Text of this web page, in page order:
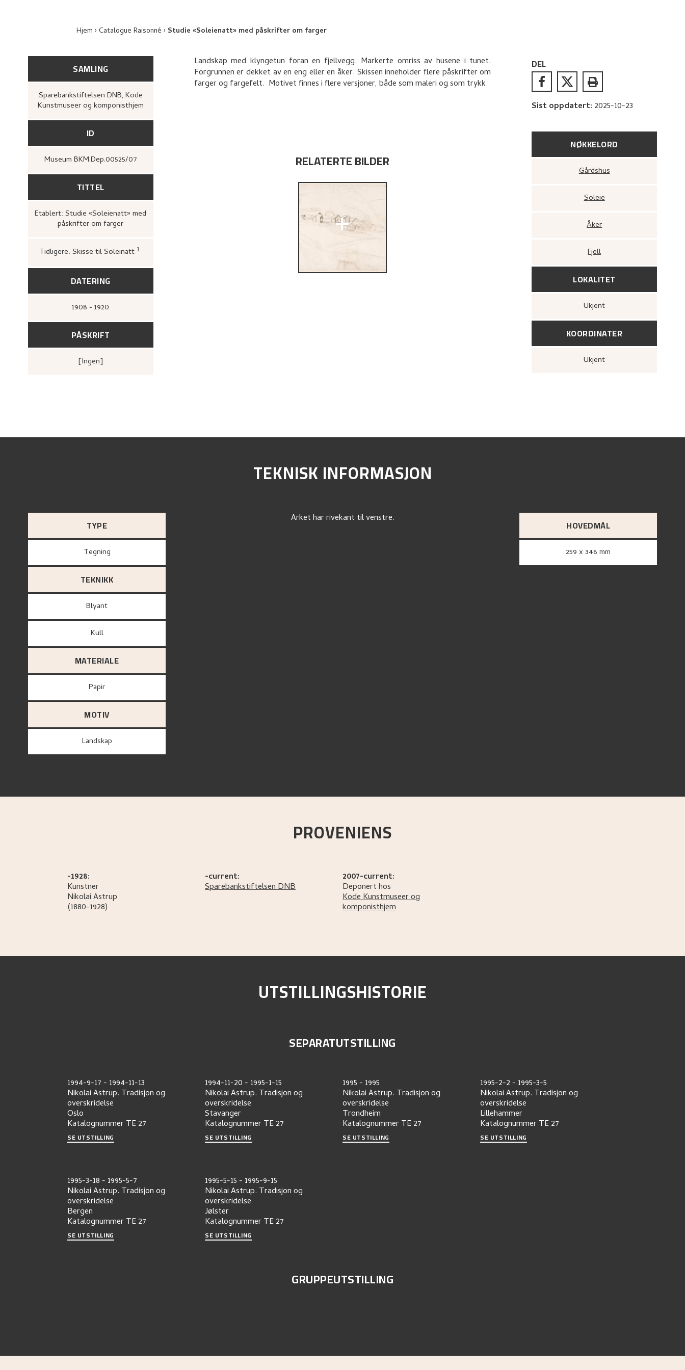
Hjem Catalogue Raisonné Studie «Soleienatt» med påskrifter om farger
SAMLING
Sparebankstiftelsen DNB, Kode
Kunstmuseer og komponisthjem
ID
Museum BKM.Dep.00525/07
TITTEL
Etablert: Studie «Soleienatt» med
påskrifter om farger
Tidligere: Skisse til Soleinatt 1
Artes, Henie-Onstad kunstsenter, 1994),
DATERING
1908 - 1920
PÅSKRIFT
[ingen]
Landskap med klyngetun foran en fjellvegg. Markerte omriss av husene i tunet.
Forgrunnen er dekket av en eng eller en åker. Skissen inneholder flere påskrifter om
farger og fargefelt. Motivet finnes i flere versjoner, både som maleri og som trykk.
RELATERTE BILDER
+
DEL
Sist oppdatert: 2025-10-23
NØKKELORD
Gårdshus
Soleie
Åker
Fjell
LOKALITET
Ukjent
KOORDINATER
Ukjent
TEKNISK INFORMASJON
TYPE
Tegning
TEKNIKK
Blyant
Kull
MATERIALE
papir
MOTIV
Landskap
Arket har rivekant til venstre. HOVEDMÅL
259 x 346 mm
PROVENIENS
-1928:
Kunstner
NikolaiAstrup
(1880-1928)
-current:
Sparebankstiftelsen DNB
2007-current:
Deponert hos
Kode Kunstmuseer og
komponisthjem
UTSTILLINGSHISTORIE
SEPARATUTSTILLING
1994-9-17- 1994-11-13
Nikolai Astrup. Tradisjon og
overskridelse
Oslo
KatalognummerTE 27
SE UTSTILLING
1994-11-20- 1995-1-15
Nikolai Astrup. Tradisjon og
overskridelse
Stavanger
KatalognummerTE 27
SE UTSTILLING
1995- 1995
Nikolai Astrup. Tradisjon og
overskridelse
Trondheim
KatalognummerTE 27
SE UTSTILLING
1995-2-2- 1995-3-5
Nikolai Astrup. Tradisjon og
overskridelse
Lillehammer
KatalognummerTE 27
SE UTSTILLING
1995-3-18- 1995-5-7
Nikolai Astrup. Tradisjon og
overskridelse
Bergen
KatalognummerTE 27
SE UTSTILLING
1995-5-15- 1995-9-15
Nikolai Astrup. Tradisjon og
overskridelse
Jølster
KatalognummerTE 27
SE UTSTILLING
GRUPPEUTSTILLING